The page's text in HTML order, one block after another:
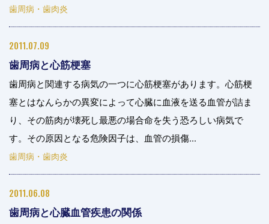
歯周病・歯肉炎
2011.07.09
歯周病と心筋梗塞
歯周病と関連する病気の一つに心筋梗塞があります。心筋梗
塞とはなんらかの異変によって心臓に血液を送る血管が詰ま
り、その筋肉が壊死し最悪の場合命を失う恐ろしい病気で
す。その原因となる危険因子は、血管の損傷...
歯周病・歯肉炎
2011.06.08
歯周病と心臓血管疾患の関係